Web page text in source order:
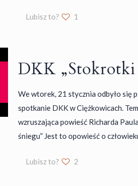
Lubisz to? 1
DKK „Stokrotki
We wtorek, 21 stycznia odbyło się
spotkanie DKK w Ciężkowicach.
wzruszająca powieść Richarda
śniegu” Jest to opowieść o
Lubisz to? 2